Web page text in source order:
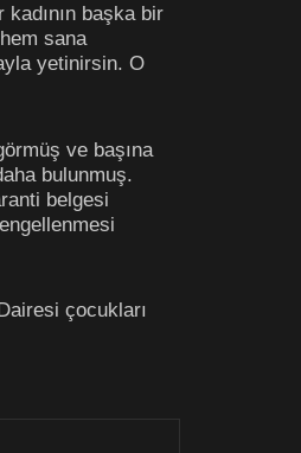
başka bir
sana
yetinirsin. O
ve başına
bulunmuş.
belgesi
çocukları